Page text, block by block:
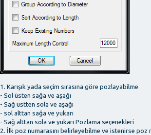
1. Karışık yada seçim sırasına göre pozlayabilme
- Sol üsten sağa ve aşağı
- Sağ üstten sola ve aşağı
- sol alttan sağa ve yukarı
- Sağ alttan sola ve yukarı Pozlama seçenekleri
2. İlk poz numarasını belirleyebilme ve istenirse